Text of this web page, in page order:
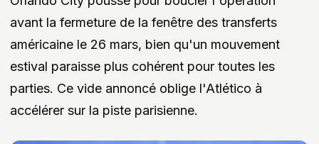
avant la fermeture de la fenêtre des transferts
américaine le 26 mars, bien qu'un mouvement
estival paraisse plus cohérent pour toutes les
parties. Ce vide annoncé oblige l'Atlético à
accélérer sur la piste parisienne.